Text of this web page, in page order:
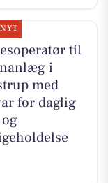
til
i
med
for daglig